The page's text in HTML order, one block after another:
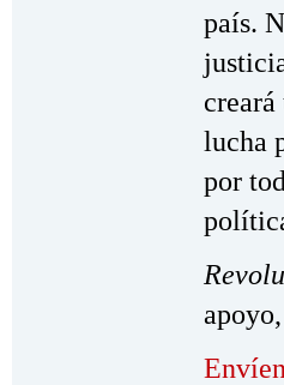
país.
lucha
por